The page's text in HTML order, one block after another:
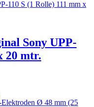
Sony UPP-
20 mtr.